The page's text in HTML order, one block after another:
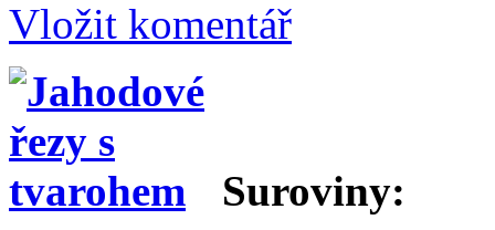
Vložit komentář
Suroviny: